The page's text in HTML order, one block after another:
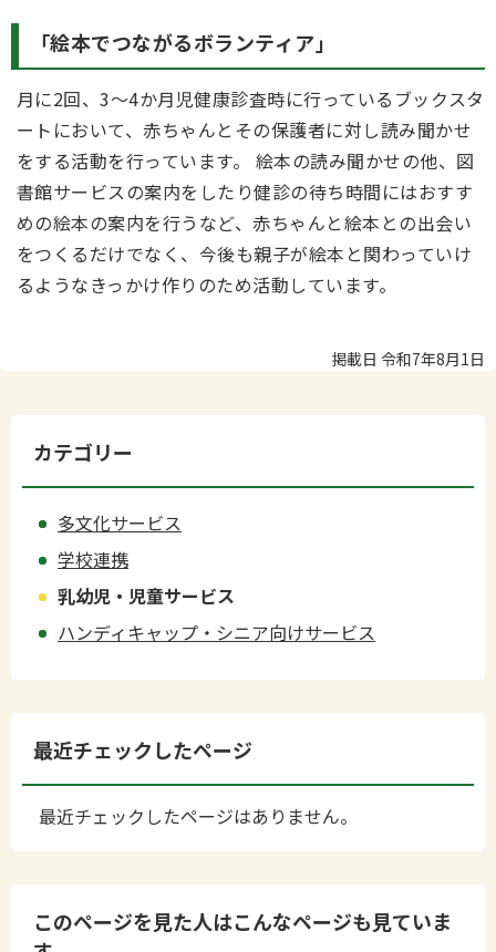
「絵本でつながるボランティア」
月に2回、3～4か月児健康診査時に行っているブックスタ
ートにおいて、赤ちゃんとその保護者に対し読み聞かせ
をする活動を行っています。 絵本の読み聞かせの他、図
書館サービスの案内をしたり健診の待ち時間にはおすす
めの絵本の案内を行うなど、赤ちゃんと絵本との出会い
をつくるだけでなく、今後も親子が絵本と関わっていけ
るようなきっかけ作りのため活動しています。
掲載日 令和7年8月1日
カテゴリー
多文化サービス
学校連携
乳幼児・児童サービス
ハンディキャップ・シニア向けサービス
最近チェックしたページ
最近チェックしたページはありません。
このページを見た人はこんなページも見ていま